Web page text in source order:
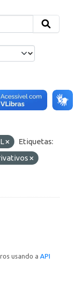
Etiquetas:
usando a API